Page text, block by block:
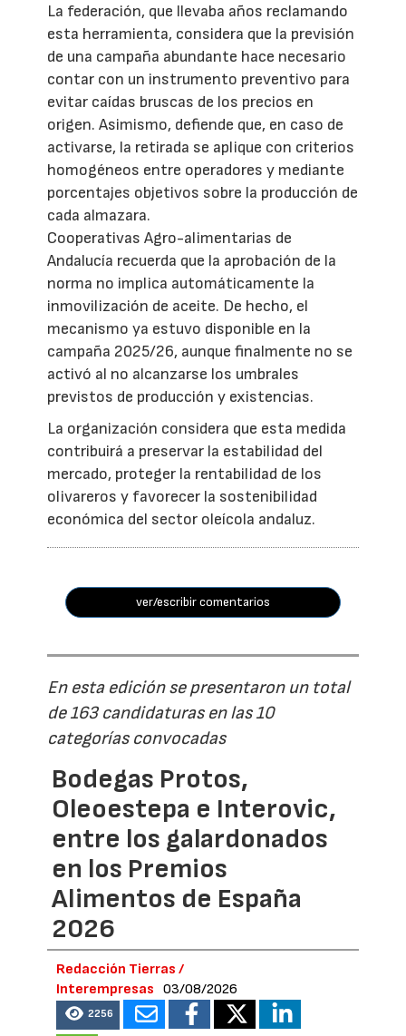
La federación, que llevaba años reclamando
esta herramienta, considera que la previsión
de una campaña abundante hace necesario
contar con un instrumento preventivo para
evitar caídas bruscas de los precios en
origen. Asimismo, defiende que, en caso de
activarse, la retirada se aplique con criterios
homogéneos entre operadores y mediante
porcentajes objetivos sobre la producción de
cada almazara.
Cooperativas Agro-alimentarias de
Andalucía recuerda que la aprobación de la
norma no implica automáticamente la
inmovilización de aceite. De hecho, el
mecanismo ya estuvo disponible en la
campaña 2025/26, aunque finalmente no se
activó al no alcanzarse los umbrales
previstos de producción y existencias.
La organización considera que esta medida
contribuirá a preservar la estabilidad del
mercado, proteger la rentabilidad de los
olivareros y favorecer la sostenibilidad
económica del sector oleícola andaluz.
ver/escribir comentarios
En esta edición se presentaron un total
de 163 candidaturas en las 10
categorías convocadas
Bodegas Protos,
Oleoestepa e Interovic,
entre los galardonados
en los Premios
Alimentos de España
2026
Redacción Tierras /
Interempresas
03/08/2026
2256